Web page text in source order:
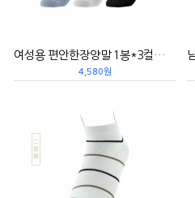
여성용 편안한장양말 1봉*3컬레 女式舒棉长袜
4,580원